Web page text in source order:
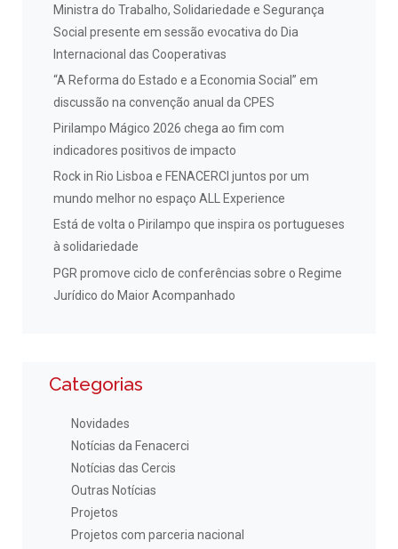
Ministra do Trabalho, Solidariedade e Segurança
Social presente em sessão evocativa do Dia
Internacional das Cooperativas
“A Reforma do Estado e a Economia Social” em
discussão na convenção anual da CPES
Pirilampo Mágico 2026 chega ao fim com
indicadores positivos de impacto
Rock in Rio Lisboa e FENACERCI juntos por um
mundo melhor no espaço ALL Experience
Está de volta o Pirilampo que inspira os portugueses
à solidariedade
PGR promove ciclo de conferências sobre o Regime
Jurídico do Maior Acompanhado
Categorias
Novidades
Notícias da Fenacerci
Notícias das Cercis
Outras Notícias
Projetos
Projetos com parceria nacional